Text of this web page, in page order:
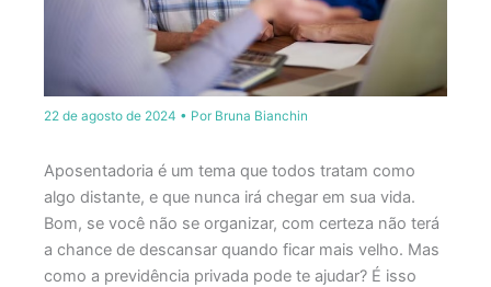
22 de agosto de 2024 • Por Bruna Bianchin
Aposentadoria é um tema que todos tratam como
algo distante, e que nunca irá chegar em sua vida.
Bom, se você não se organizar, com certeza não terá
a chance de descansar quando ficar mais velho. Mas
como a previdência privada pode te ajudar? É isso